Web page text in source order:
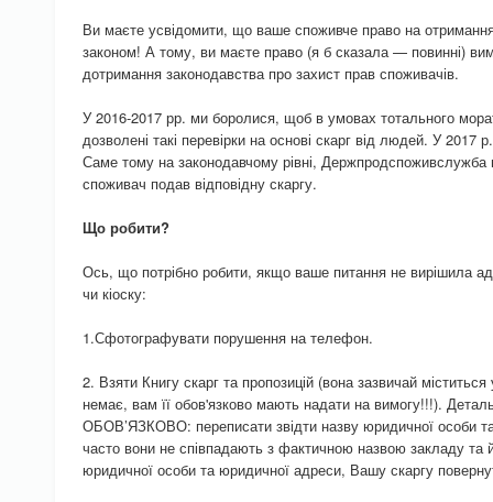
Ви маєте усвідомити, що ваше споживче право на отримання
законом! А тому, ви маєте право (я б сказала — повинні)
дотримання законодавства про захист прав споживачів.
У 2016-2017 рр. ми боролися, щоб в умовах тотального
дозволені такі перевірки на основі скарг від людей. У 2017
Саме тому на законодавчому рівні,
споживач подав відповідну скаргу.
Що робити?
Ось, що потрібно робити, якщо ваше питання не вирішила
чи кіоску:
1.Сфотографувати порушення на телефон.
2. Взяти Книгу скарг та пропозицій (вона зазвичай
немає, вам її обов'язково мають надати на вимогу!!!).
ОБОВ’ЯЗКОВО: переписати звідти назву юридичної особи
часто вони не співпадають з фактичною назвою закладу та
юридичної особи та юридичної адреси, Вашу скаргу